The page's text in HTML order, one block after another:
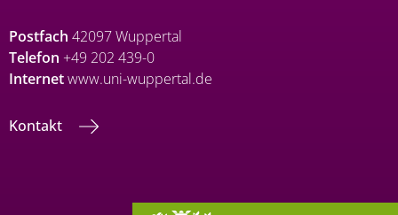
Postfach 42097 Wuppertal
Telefon +49 202 439-0
Internetwww.uni-wuppertal.de
Kontakt